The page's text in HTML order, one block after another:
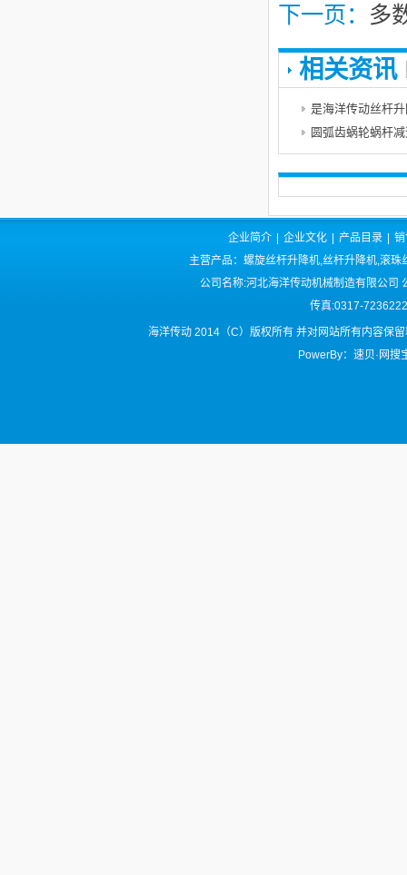
下一页： 多
相关资讯
是海洋传动丝杆
圆弧齿蜗轮蜗杆
企业简介 | 企业文化 | 产品目录 |
主营产品：螺旋丝杆升降机,丝杆升降机,滚
公司名称:河北海洋传动机械制造有限公
传真:0317-
海洋传动 2014（C）版权所有 并对网站所有内容保
PowerBy：速贝·网搜